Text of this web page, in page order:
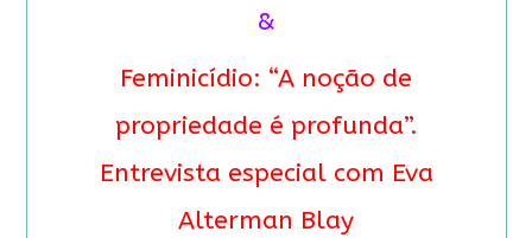
&
Feminicídio: “A noção de
propriedade é profunda”.
Entrevista especial com Eva
Alterman Blay